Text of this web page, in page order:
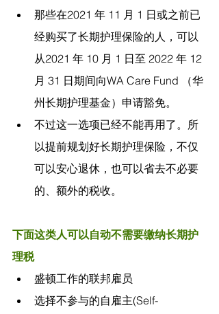
那些在2021 年 11 月 1 日或之前已
经购买了长期护理保险的人，可以
从2021 年 10 月 1 日至 2022 年 12
月 31 日期间向WA Care Fund （华
州长期护理基金）申请豁免。
不过这一选项已经不能再用了。所
以提前规划好长期护理保险，不仅
可以安心退休，也可以省去不必要
的、额外的税收。
下面这类人可以自动不需要缴纳长期护
理税
盛顿工作的联邦雇员
选择不参与的自雇主(Self-